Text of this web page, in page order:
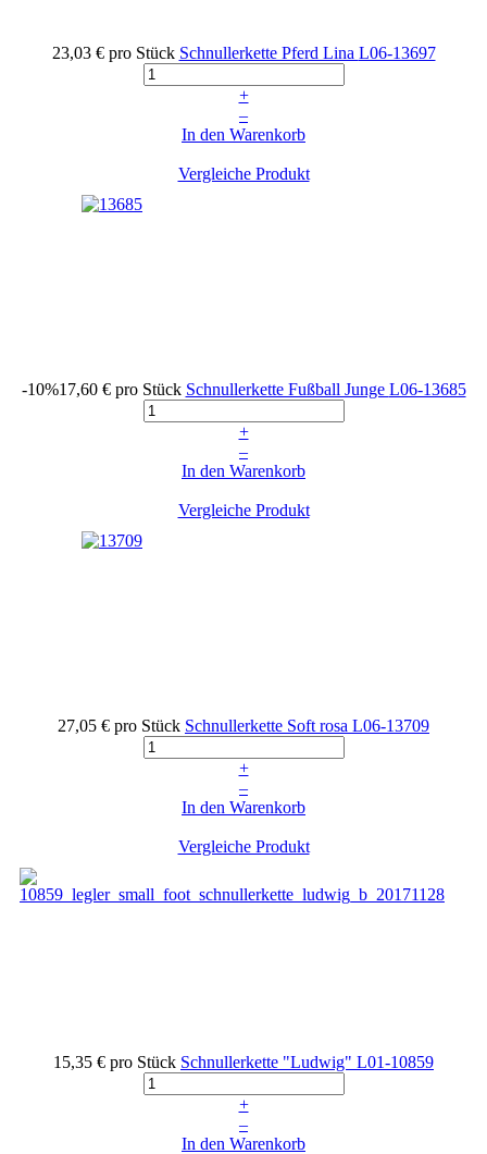
23,03 € pro Stück Schnullerkette Pferd Lina L06-13697
+
–
In den Warenkorb
Vergleiche Produkt
-10%17,60 € pro Stück Schnullerkette Fußball Junge L06-13685
+
–
In den Warenkorb
Vergleiche Produkt
27,05 € pro Stück Schnullerkette Soft rosa L06-13709
+
–
In den Warenkorb
Vergleiche Produkt
15,35 € pro Stück Schnullerkette "Ludwig" L01-10859
+
–
In den Warenkorb